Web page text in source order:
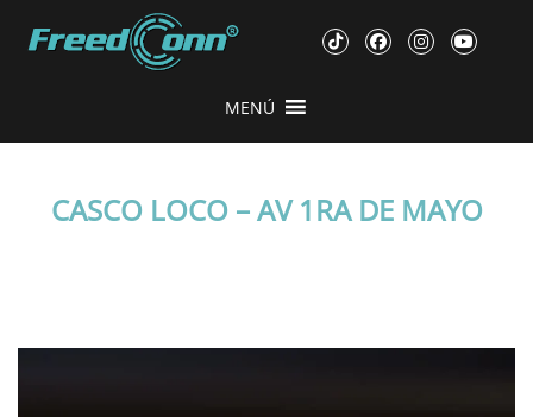
MENÚ
CASCO LOCO – AV 1RA DE MAYO